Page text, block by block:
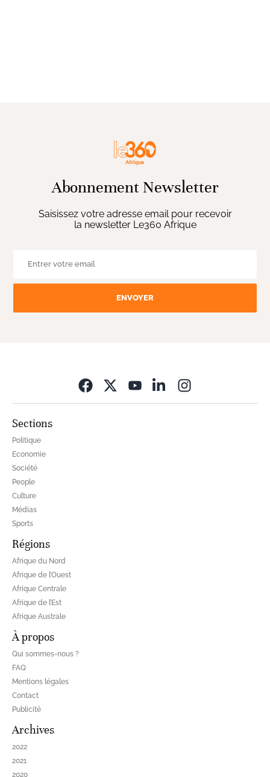
Abonnement Newsletter
Saisissez votre adresse email pour recevoir
la newsletter Le360 Afrique
ENVOYER
Sections
Politique
Economie
Société
People
Culture
Médias
Sports
Régions
Afrique du Nord
Afrique de l’Ouest
Afrique Centrale
Afrique de l’Est
Afrique Australe
À propos
Qui sommes-nous ?
FAQ
Mentions légales
Contact
Publicité
Archives
2022
2021
2020